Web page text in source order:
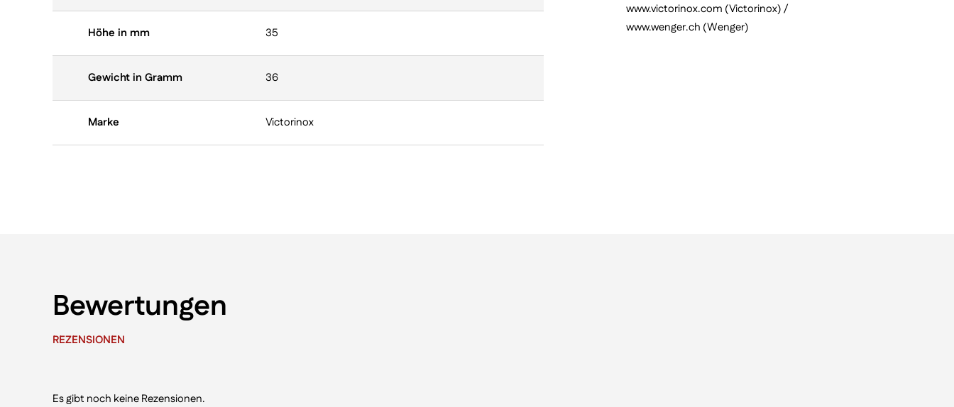
Höhe in mm 35
Gewicht in Gramm 36
Marke Victorinox
www.victorinox.com (Victorinox) /
www.wenger.ch (Wenger)
Bewertungen
REZENSIONEN
Es gibt noch keine Rezensionen.